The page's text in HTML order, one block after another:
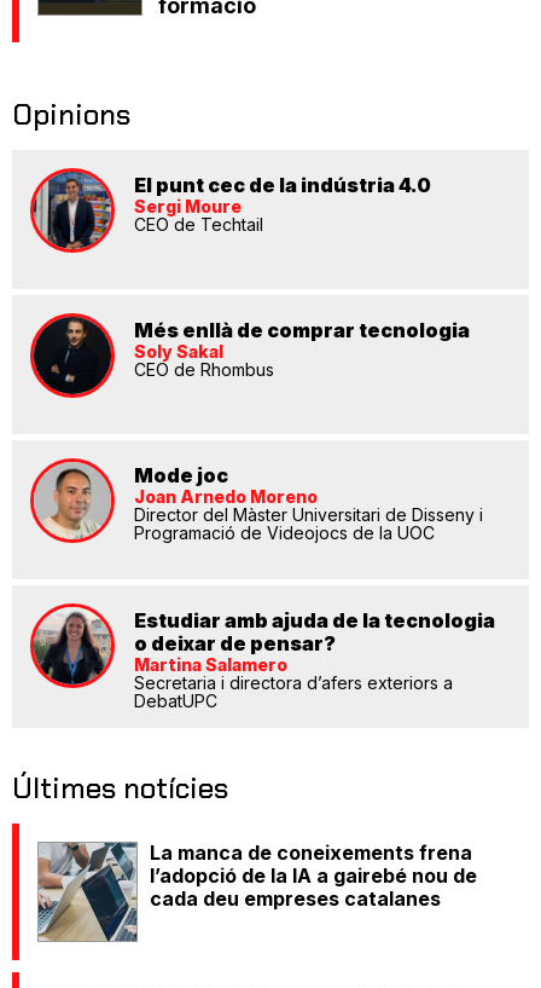
formació
Opinions
El punt cec de la indústria 4.0
Sergi Moure
CEO de Techtail
Més enllà de comprar tecnologia
Soly Sakal
CEO de Rhombus
Mode joc
Joan Arnedo Moreno
Director del Màster Universitari de Disseny i
Programació de Videojocs de la UOC
Estudiar amb ajuda de la tecnologia
o deixar de pensar?
Martina Salamero
Secretaria i directora d’afers exteriors a
DebatUPC
Últimes notícies
La manca de coneixements frena
l’adopció de la IA a gairebé nou de
cada deu empreses catalanes